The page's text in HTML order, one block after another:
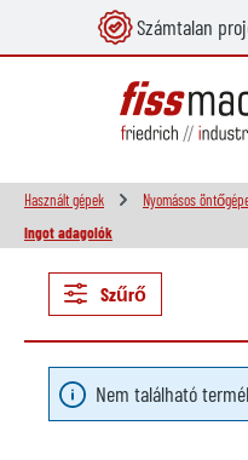
Számtalan
Használt gépek Nyomásos
Ingot adagolók
Szűrő
Nem található